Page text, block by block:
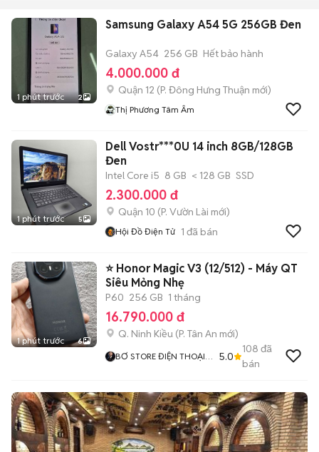
1 phút trước 2
Samsung Galaxy A54 5G 256GB Đen
Galaxy A54 256 GB Hết bảo hành
4.000.000 đ
Quận 12 (P. Đông Hưng Thuận mới)
Thị Phương Tâm Âm
1 phút trước 5
Dell Vostr***0U 14 inch 8GB/128GB
Đen
Intel Core i5 8 GB < 128 GB SSD
2.300.000 đ
Quận 10 (P. Vườn Lài mới)
Hội Đồ Điện Tử 1 đã bán
1 phút trước 6
⭐ Honor Magic V3 (12/512) - Máy QT
Siêu Mỏng Nhẹ
P60 256 GB 1 tháng
16.790.000 đ
Q. Ninh Kiều (P. Tân An mới)
BƠ STORE ĐIỆN THOẠI
5.0
108 đã
bán